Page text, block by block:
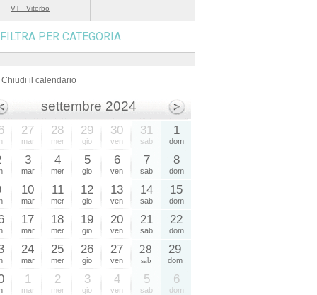
VT - Viterbo
FILTRA PER CATEGORIA
Chiudi il calendario
settembre 2024
27
mar
28
mer
29
gio
30
ven
31
sab
1
dom
3
mar
4
mer
5
gio
6
ven
7
sab
8
dom
10
mar
11
mer
12
gio
13
ven
14
sab
15
dom
17
mar
18
mer
19
gio
20
ven
21
sab
22
dom
24
mar
25
mer
26
gio
27
ven
28
sab
29
dom
1
mar
2
mer
3
gio
4
ven
5
sab
6
dom